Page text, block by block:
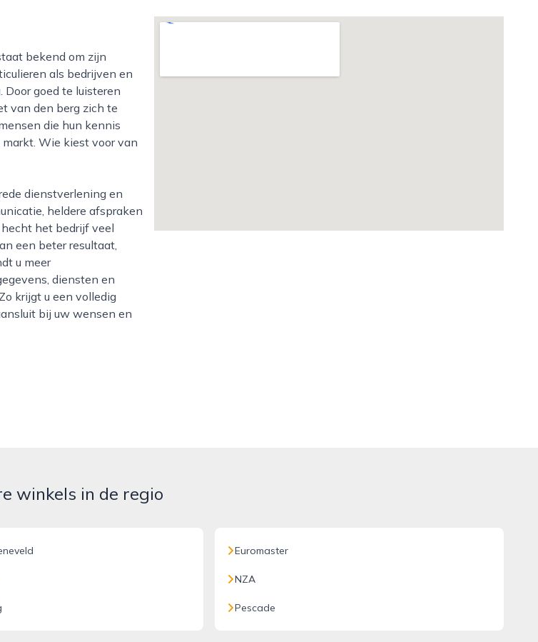
als bedrijven en
goed te luisteren
van den berg zich te
die hun kennis
Wie kiest voor van
heldere afspraken
het bedrijf veel
een beter resultaat,
u meer
diensten en
krijgt u een volledig
bij uw wensen en
winkels in de regio
Euromaster
NZA
Pescade